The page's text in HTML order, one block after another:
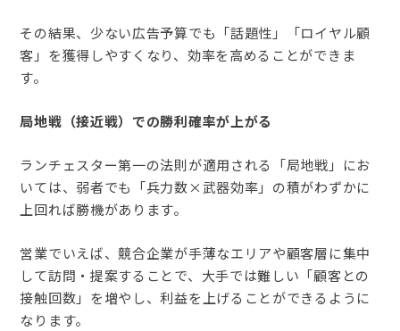
その結果、少ない広告予算でも「話題性」「ロイヤル顧
客」を獲得しやすくなり、効率を高めることができま
す。
局地戦（接近戦）での勝利確率が上がる
ランチェスター第一の法則が適用される「局地戦」にお
いては、弱者でも「兵力数×武器効率」の積がわずかに
上回れば勝機があります。
営業でいえば、競合企業が手薄なエリアや顧客層に集中
して訪問・提案することで、大手では難しい「顧客との
接触回数」を増やし、利益を上げることができるように
なります。